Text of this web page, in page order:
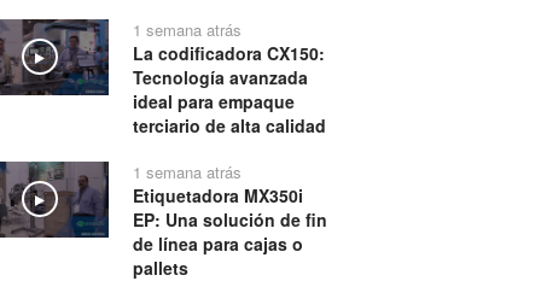
Play
1 semana atrás
La codificadora CX150:
Tecnología avanzada
ideal para empaque
terciario de alta calidad
Play
1 semana atrás
Etiquetadora MX350i
EP: Una solución de fin
de línea para cajas o
pallets